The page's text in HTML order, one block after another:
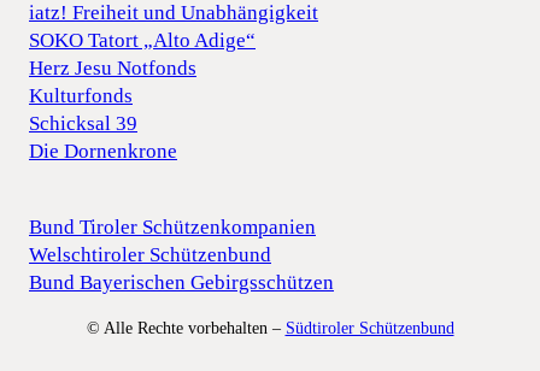
iatz! Freiheit und Unabhängigkeit
SOKO Tatort „Alto Adige“
Herz Jesu Notfonds
Kulturfonds
Schicksal 39
Die Dornenkrone
Bund Tiroler Schützenkompanien
Welschtiroler Schützenbund
Bund Bayerischen Gebirgsschützen
© Alle Rechte vorbehalten – Südtiroler Schützenbund